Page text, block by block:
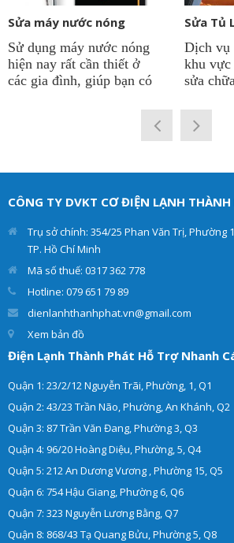
Sửa máy nước nóng
Sử dụng máy nước nóng
hiện nay rất cần thiết ở
các gia đình, giúp bạn có
quanh năm để phục vụ cho
sinh hoạt. Vì thế việc máy
vụ sửa máy nước nóng các
loại như: máy nước nóng
trực tiếp, máy nước nóng
gián tiếp tại nhà.
Dịch vụ
khu
sửa
lạnh tại
Thành
nhất.
hiệu
CÔNG TY DVKT CƠ ĐIỆN LẠNH THÀNH
Trụ sở chính: 354/25 Phan Văn Trị, Phường
TP. Hồ Chí Minh
Mã số thuế: 0317 362 778
Hotline: 079 651 79 89
dienlanhthanhphat.vn@gmail.com
Xem bản đồ
Điện Lạnh Thành Phát Hỗ Trợ Nhanh
Quận 1: 23/2/12 Nguyễn Trãi, Phường, 1, Q1
Quận 2: 43/23 Trần Não, Phường, An Khánh, Q2
Quận 3: 87 Trần Văn Đang, Phường 3, Q3
Quận 4: 96/20 Hoàng Diệu, Phường, 5, Q4
Quận 5: 212 An Dương Vương , Phường 15, Q5
Quận 6: 754 Hậu Giang, Phường 6, Q6
Quận 7: 323 Nguyễn Lương Bằng, Q7
Quận 8: 868/43 Tạ Quang Bửu, Phường 5, Q8